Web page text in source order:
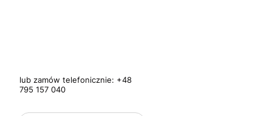
lub zamów telefonicznie: +48
795 157 040